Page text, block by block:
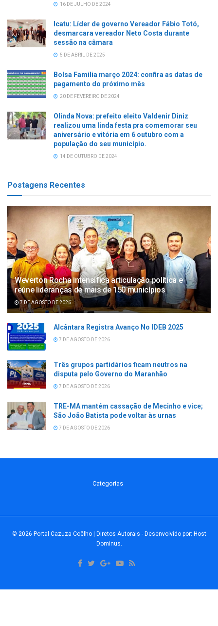
16 DE JULHO DE 2024
Icatu: Líder de governo Vereador Fábio Totó,
desmarcara vereador Neto Costa durante
sessão na câmara
5 DE ABRIL DE 2025
Bolsa Família março 2024: confira as datas de
pagamento do próximo mês
20 DE FEVEREIRO DE 2024
Olinda Nova: prefeito eleito Valdenir Diniz
realizou uma linda festa pra comemorar seu
aniversário e vitória em 6 outubro com a
população do seu município.
14 DE OUTUBRO DE 2024
Postagens Recentes
Weverton Rocha intensifica articulação política e
reúne lideranças de mais de 150 municípios
7 DE AGOSTO DE 2026
Alcântara Registra Avanço No IDEB 2025
7 DE AGOSTO DE 2026
Três grupos partidários ficam neutros na
disputa pelo Governo do Maranhão
7 DE AGOSTO DE 2026
TRE-MA mantém cassação de Mecinho e vice;
São João Batista pode voltar às urnas
7 DE AGOSTO DE 2026
Categorias
© 2026 Portal Cazuza Coêlho | Diretos Autorais - Desenvolvido por: Host
Dominus.